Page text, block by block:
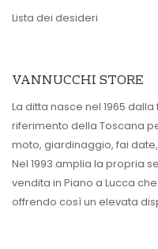
Lista dei desideri
VANNUCCHI STORE
La ditta nasce nel 1965
riferimento della Toscana
moto, giardinaggio, fai
Nel 1993 amplia la propria
vendita in Piano a Lucca
offrendo così un elevata